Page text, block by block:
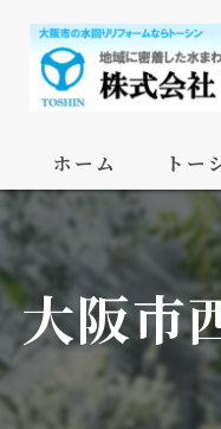
ホーム トー
大阪市